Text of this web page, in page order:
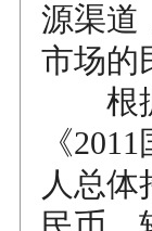
源渠道
市场的
根据
《
人总